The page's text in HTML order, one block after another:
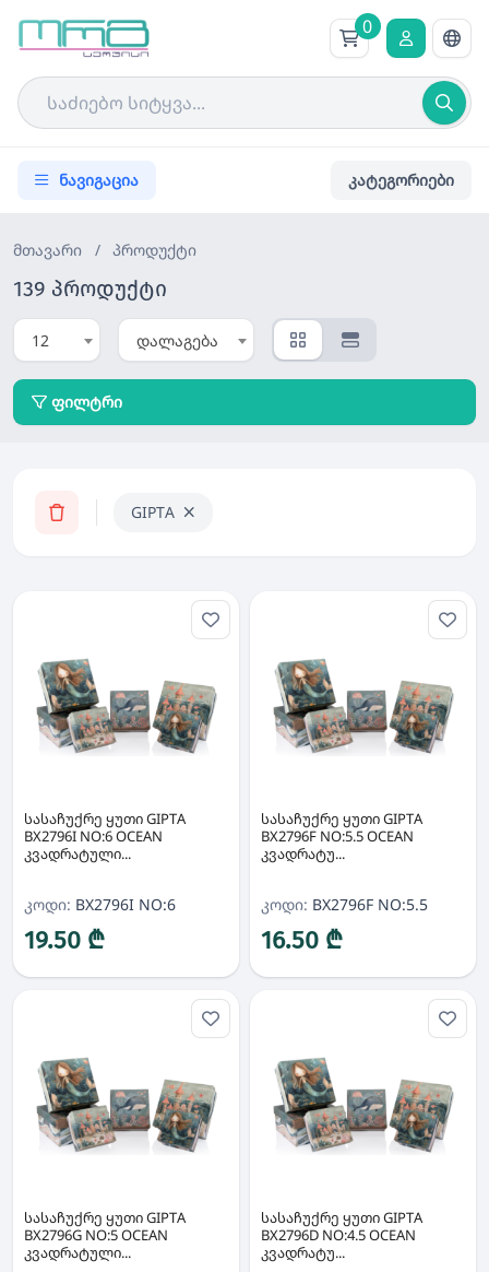
0
ნავიგაცია კატეგორიები
მთავარი / პროდუქტი
139 პროდუქტი
12 დალაგება
ფილტრი
GIPTA
სასაჩუქრე ყუთი GIPTA
BX2796I NO:6 OCEAN
კვადრატული...
კოდი: BX2796I NO:6
19.50 ₾
სასაჩუქრე ყუთი GIPTA
BX2796F NO:5.5 OCEAN
კვადრატუ...
კოდი: BX2796F NO:5.5
16.50 ₾
სასაჩუქრე ყუთი GIPTA
BX2796G NO:5 OCEAN
კვადრატული...
სასაჩუქრე ყუთი GIPTA
BX2796D NO:4.5 OCEAN
კვადრატუ...